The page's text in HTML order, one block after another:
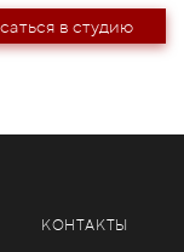
в студию
КОНТАКТЫ